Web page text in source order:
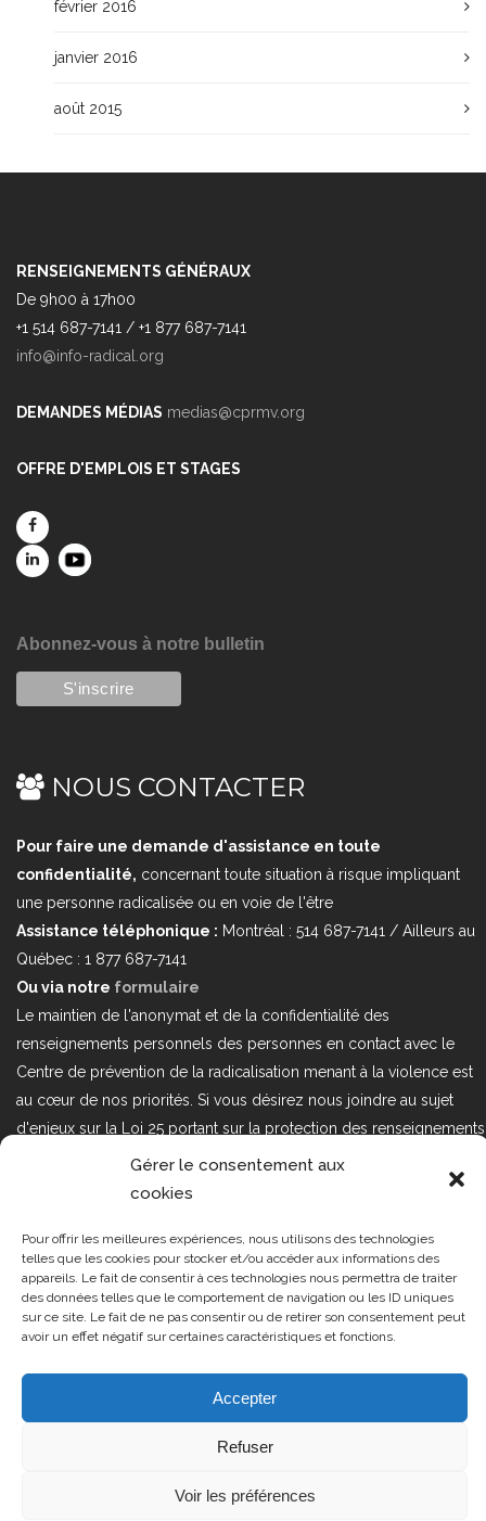
Gérer le consentement aux
cookies
Pour offrir les meilleures expériences, nous utilisons des technologies
telles que les cookies pour stocker et/ou accéder aux informations des
appareils. Le fait de consentir à ces technologies nous permettra de traiter
des données telles que le comportement de navigation ou les ID uniques
sur ce site. Le fait de ne pas consentir ou de retirer son consentement peut
avoir un effet négatif sur certaines caractéristiques et fonctions.
Accepter
Refuser
Voir les préférences
février 2016
janvier 2016
août 2015
RENSEIGNEMENTS GÉNÉRAUX
De 9h00 à 17h00
+1 514 687-7141 / +1 877 687-7141
info@info-radical.org
DEMANDES MÉDIAS medias@cprmv.org
OFFRE D'EMPLOIS ET STAGES
Abonnez-vous à notre bulletin
NOUS CONTACTER
Pour faire une demande d'assistance en toute
confidentialité, concernant toute situation à risque impliquant
une personne radicalisée ou en voie de l'être
Assistance téléphonique : Montréal : 514 687-7141 / Ailleurs au
Québec : 1 877 687-7141
Ou via notre formulaire
Le maintien de l'anonymat et de la confidentialité des
renseignements personnels des personnes en contact avec le
Centre de prévention de la radicalisation menant à la violence est
au cœur de nos priorités. Si vous désirez nous joindre au sujet
d'enjeux sur la Loi 25 portant sur la protection des renseignements
personnels dans le secteur privé, veuillez communiquer avec
nous à l'adresse courriel suivant : loi25@cprmv.org Pour en savoir
Tous droits réservés @2019 CPRMV
| Centre de prévention de la
radicalisation menant à la violence
(CPRMV)